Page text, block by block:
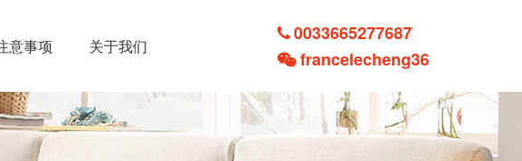
意事项 关于我们
0033665277687
francelecheng36